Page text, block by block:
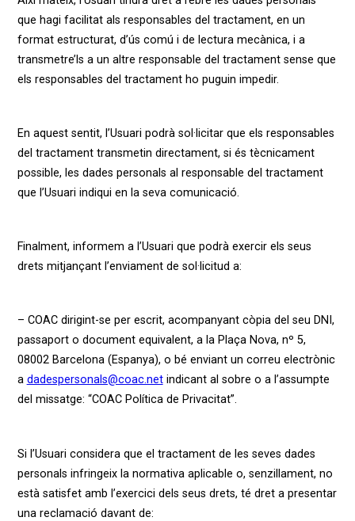
que hagi facilitat als responsables del tractament, en un
format estructurat, d’ús comú i de lectura mecànica, i a
transmetre’ls a un altre responsable del tractament sense que
els responsables del tractament ho puguin impedir.
En aquest sentit, l’Usuari podrà sol·licitar que els responsables
del tractament transmetin directament, si és tècnicament
possible, les dades personals al responsable del tractament
que l’Usuari indiqui en la seva comunicació.
Finalment, informem a l’Usuari que podrà exercir els seus
drets mitjançant l’enviament de sol·licitud a:
– COAC dirigint-se per escrit, acompanyant còpia del seu DNI,
passaport o document equivalent, a la Plaça Nova, nº 5,
08002 Barcelona (Espanya), o bé enviant un correu electrònic
a dadespersonals@coac.netindicant al sobre o a l’assumpte
del missatge: “COAC Política de Privacitat”.
Si l’Usuari considera que el tractament de les seves dades
personals infringeix la normativa aplicable o, senzillament, no
està satisfet amb l’exercici dels seus drets, té dret a presentar
una reclamació davant de: